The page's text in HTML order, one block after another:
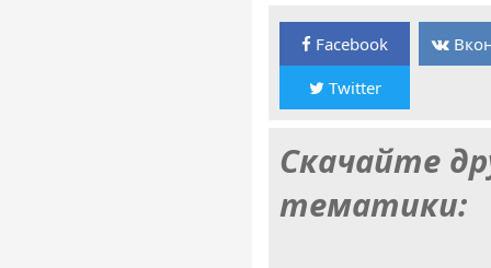
Facebook
Twitter
Скачайте
тематики: